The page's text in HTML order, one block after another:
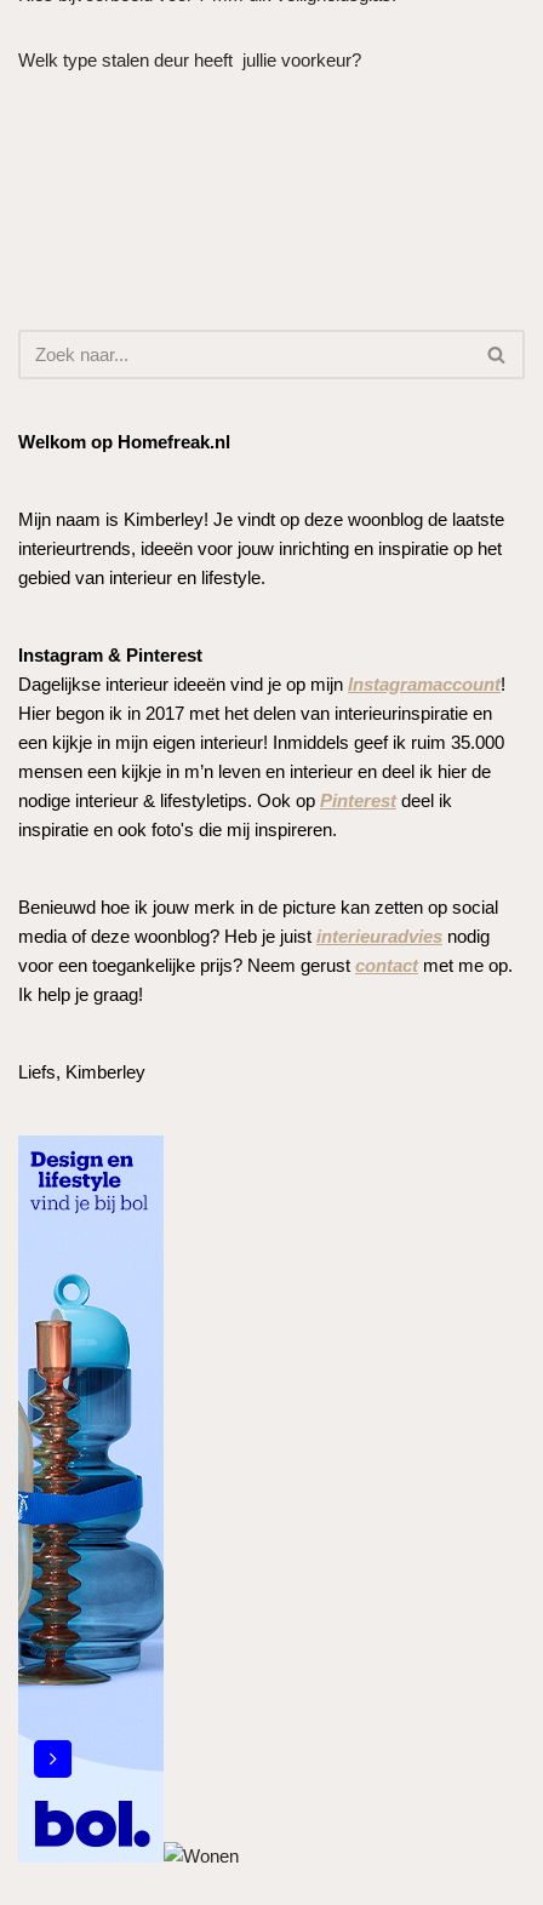
Welk type stalen deur heeft jullie voorkeur?
Welkom op Homefreak.nl
Mijn naam is Kimberley! Je vindt op deze woonblog de laatste
interieurtrends, ideeën voor jouw inrichting en inspiratie op het
gebied van interieur en lifestyle.
Instagram & Pinterest
Dagelijkse interieur ideeën vind je op mijn Instagramaccount!
Hier begon ik in 2017 met het delen van interieurinspiratie en
een kijkje in mijn eigen interieur! Inmiddels geef ik ruim 35.000
mensen een kijkje in m’n leven en interieur en deel ik hier de
nodige interieur & lifestyletips. Ook op Pinterestdeel ik
inspiratie en ook foto's die mij inspireren.
Benieuwd hoe ik jouw merk in de picture kan zetten op social
media of deze woonblog? Heb je juist interieuradvies nodig
voor een toegankelijke prijs? Neem gerust contactmet me op.
Ik help je graag!
Liefs, Kimberley